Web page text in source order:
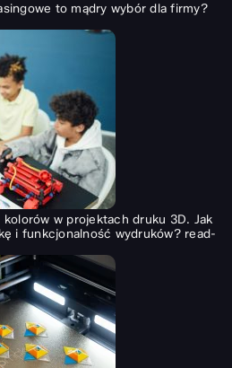
to mądry wybór dla firmy?
w projektach druku 3D. Jak
i funkcjonalność wydruków? read-